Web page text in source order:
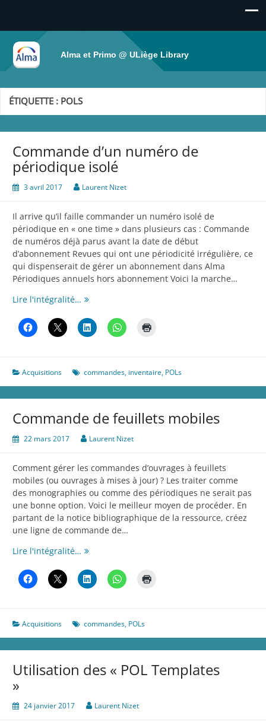
Alma et Primo @ ULiège Library
ÉTIQUETTE : POLS
Commande d’un numéro de
périodique isolé
3 avril 2017 Laurent Nizet
Il arrive qu’il faille commander un numéro isolé de
périodique en « one time » dans plusieurs cas : Commande
de numéros déjà parus avant la date de début
d’abonnement Revues qui ont une périodicité irrégulière, ce
qui dispenserait de gérer un abonnement dans Alma
Périodiques annuels hors abonnement Voici la marche…
Lire l'intégralité… Commande
numéro
de
Acquisitions commandes, inventaire, POLs
Commande de feuillets mobiles
22 mars 2017 Laurent Nizet
Comment gérer les commandes d’ouvrages à feuillets
mobiles (ou ouvrages à mises à jour) ? Les traiter comme
des monographies ou comme des périodiques ne serait pas
une bonne option. Voici le meilleur moyen de procéder. En
partant de la notice bibliographique de la ressource, créez
une ligne de commande de…
Lire l'intégralité… Commande
feuillets
mobiles
Acquisitions commandes, POLs
Utilisation des « POL Templates
»
24 janvier 2017 Laurent Nizet